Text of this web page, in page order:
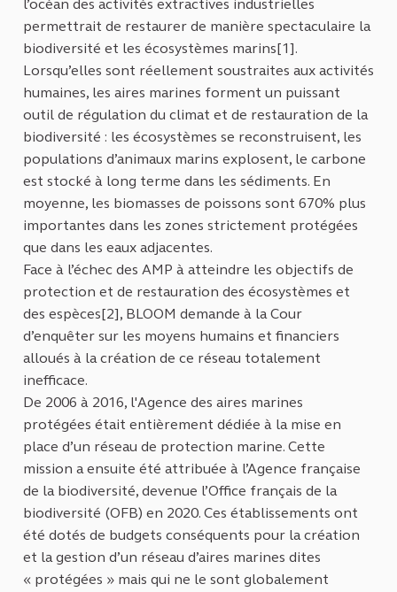
l’océan des activités extractives industrielles
permettrait de restaurer de manière spectaculaire la
biodiversité et les écosystèmes marins[1].
Lorsqu’elles sont réellement soustraites aux activités
humaines, les aires marines forment un puissant
outil de régulation du climat et de restauration de la
biodiversité : les écosystèmes se reconstruisent, les
populations d’animaux marins explosent, le carbone
est stocké à long terme dans les sédiments. En
moyenne, les biomasses de poissons sont 670% plus
importantes dans les zones strictement protégées
que dans les eaux adjacentes.
Face à l’échec des AMP à atteindre les objectifs de
protection et de restauration des écosystèmes et
des espèces[2], BLOOM demande à la Cour
d’enquêter sur les moyens humains et financiers
alloués à la création de ce réseau totalement
inefficace.
De 2006 à 2016, l'Agence des aires marines
protégées était entièrement dédiée à la mise en
place d’un réseau de protection marine. Cette
mission a ensuite été attribuée à l’Agence française
de la biodiversité, devenue l’Office français de la
biodiversité (OFB) en 2020. Ces établissements ont
été dotés de budgets conséquents pour la création
et la gestion d’un réseau d’aires marines dites
« protégées » mais qui ne le sont globalement